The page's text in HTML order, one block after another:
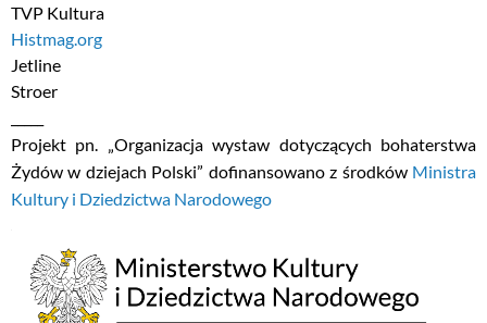
TVP Kultura
Histmag.org
Jetline
Stroer
Projekt pn. „Organizacja wystaw dotyczących bohaterstwa
Żydów w dziejach Polski” dofinansowano z środków Ministra
Kultury i Dziedzictwa Narodowego